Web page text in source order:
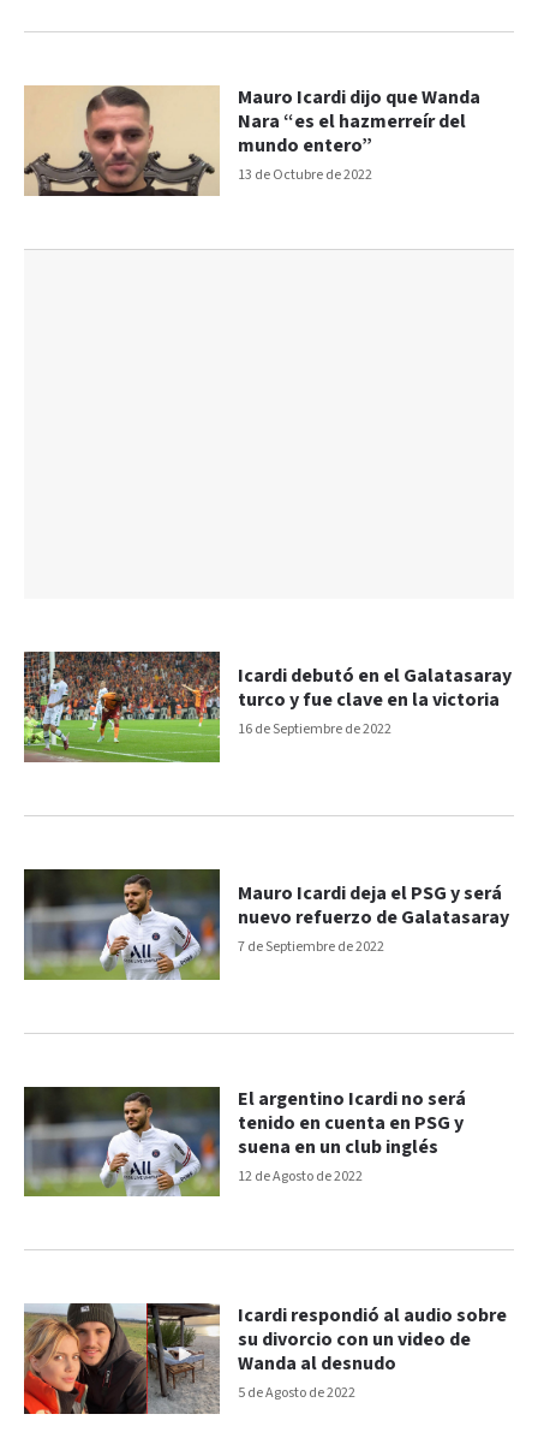
13 de Octubre de 2022
Mauro Icardi dijo que Wanda
Nara “es el hazmerreír del
mundo entero”
16 de Septiembre de 2022
Icardi debutó en el Galatasaray
turco y fue clave en la victoria
7 de Septiembre de 2022
Mauro Icardi deja el PSG y será
nuevo refuerzo de Galatasaray
12 de Agosto de 2022
El argentino Icardi no será
tenido en cuenta en PSG y
suena en un club inglés
5 de Agosto de 2022
Icardi respondió al audio sobre
su divorcio con un video de
Wanda al desnudo